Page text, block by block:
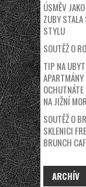
ÚSMĚV
ZUBY
STYLU
SOUTĚŽ O
TIP NA
APARTMÁNY
NA JIŽNÍ
SOUTĚŽ O
SKLENICI
BRUNCH
ARCHÍV
ARCHÍV